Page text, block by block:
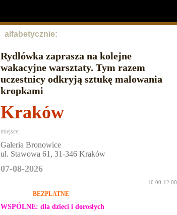
alfabetycznie:
Rydlówka zaprasza na kolejne
wakacyjne warsztaty. Tym razem
uczestnicy odkryją sztukę malowania
kropkami
Kraków
miejsce:
Galeria Bronowice
ul. Stawowa 61, 31-346 Kraków
07-08-2026 -
10:00-12:00
BEZPŁATNE
WSPÓLNE: dla dzieci i dorosłych